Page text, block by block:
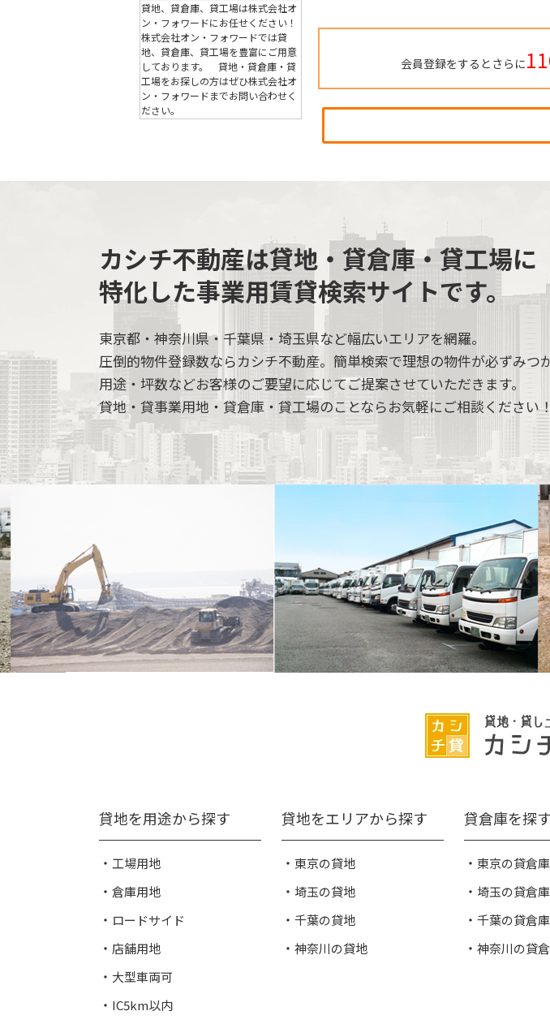
会員登録をするとさらに
貸地、貸倉庫、貸工場は株式会社オ
ン・フォワードにお任せください！
株式会社オン・フォワードでは貸
地、貸倉庫、貸工場を豊富にご用意
しております。 貸地・貸倉庫・貸
工場をお探しの方はぜひ株式会社オ
ン・フォワードまでお問い合わせく
ださい。
カシチ不動産は貸地・貸倉庫・貸工場に
特化した事業用賃貸検索サイトです。
東京都・神奈川県・千葉県・埼玉県など幅広いエリアを網羅。
圧倒的物件登録数ならカシチ不動産。簡単検索で理想の物件が必ずみつ
用途・坪数などお客様のご要望に応じてご提案させていただきます。
貸地・貸事業用地・貸倉庫・貸工場のことならお気軽にご相談ください
貸地を用途から探す
工場用地
倉庫用地
ロードサイド
店舗用地
大型車両可
IC5km以内
貸地をエリアから探す
東京の貸地
埼玉の貸地
千葉の貸地
神奈川の貸地
貸倉庫を探す
東京の貸倉庫
埼玉の貸倉庫
千葉の貸倉庫
神奈川の貸